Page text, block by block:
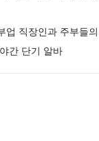
직장인과 주부들
간 단기 알바